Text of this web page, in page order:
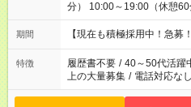
分） 10:00～19:00（休憩60分） ※Wワーク希望の方へ
お仕事で希望する勤務時間
計が 週40時間を超えなけ
期間 【現在も積極採用中！急募
特徴 履歴書不要 / 40～50代活躍
上の大量募集 / 電話対応なし